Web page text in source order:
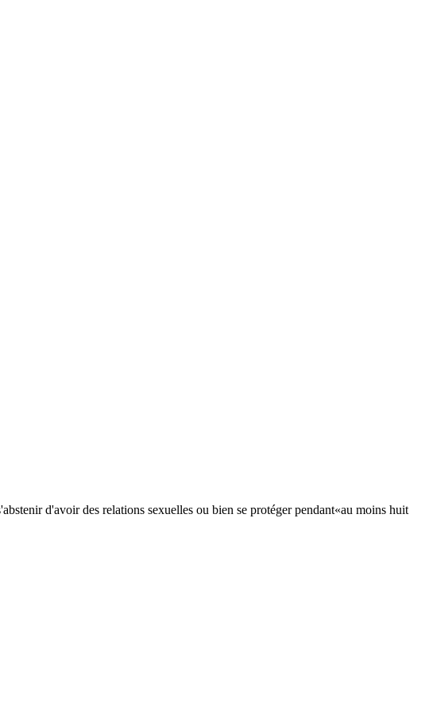
d'avoir des relations sexuelles ou bien se protéger pendant«au moins huit